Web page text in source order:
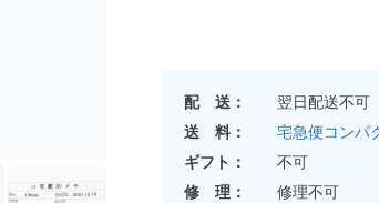
配 送：
翌日配送不可
送 料：
宅急便コンパ
ギフト：
不可
修 理：
修理不可